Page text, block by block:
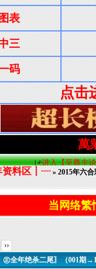
料区┋┈» 2015年六合
当网络繁
››
全年绝杀二尾〗（001期